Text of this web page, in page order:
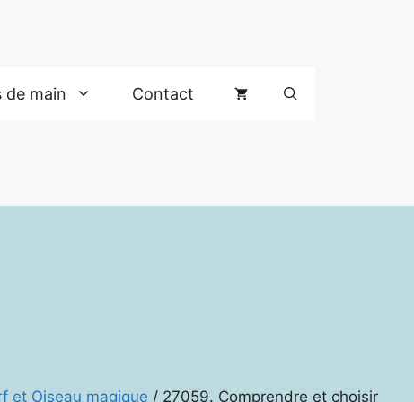
de main Contact
et Oiseau magique / 27059. Comprendre et choisir